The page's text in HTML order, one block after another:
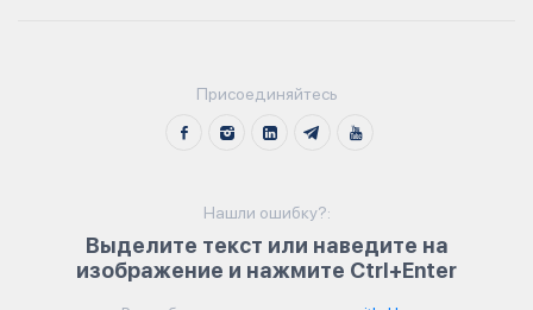
Присоединяйтесь
Нашли ошибку?:
Выделите текст или наведите на
изображение и нажмите Ctrl+Enter